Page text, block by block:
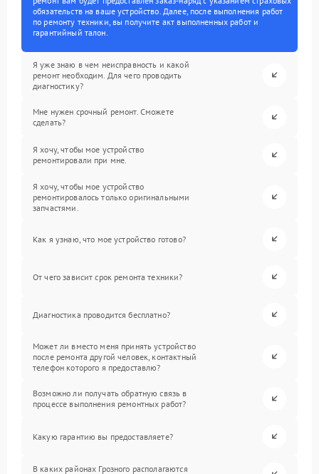
обязательств на ваше устройство. Далее, после выполнения работ
по ремонту техники, вы получите акт выполненных работ и
гарантийный талон.
Я уже знаю в чем неисправность и какой
ремонт необходим. Для чего проводить
диагностику?
Мне нужен срочный ремонт. Сможете
сделать?
Я хочу, чтобы мое устройство
ремонтировали при мне.
Я хочу, чтобы мое устройство
ремонтировалось только оригинальными
запчастями.
Как я узнаю, что мое устройство готово?
От чего зависит срок ремонта техники?
Диагностика проводится бесплатно?
Может ли вместо меня принять устройство
после ремонта другой человек, контактный
телефон которого я предоставлю?
Возможно ли получать обратную связь в
процессе выполнения ремонтных работ?
Какую гарантию вы предоставляете?
В каких районах Грозного располагаются